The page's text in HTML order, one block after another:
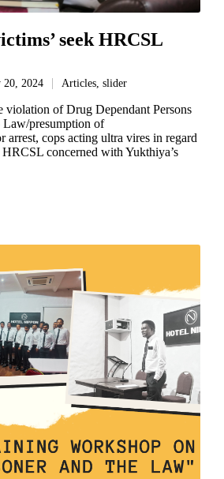
seek HRCSL
20, 2024 Articles slider
violation of Drug Dependant Persons
Law/presumption of
arrest, cops acting ultra vires in regard
HRCSL concerned with Yukthiya’s